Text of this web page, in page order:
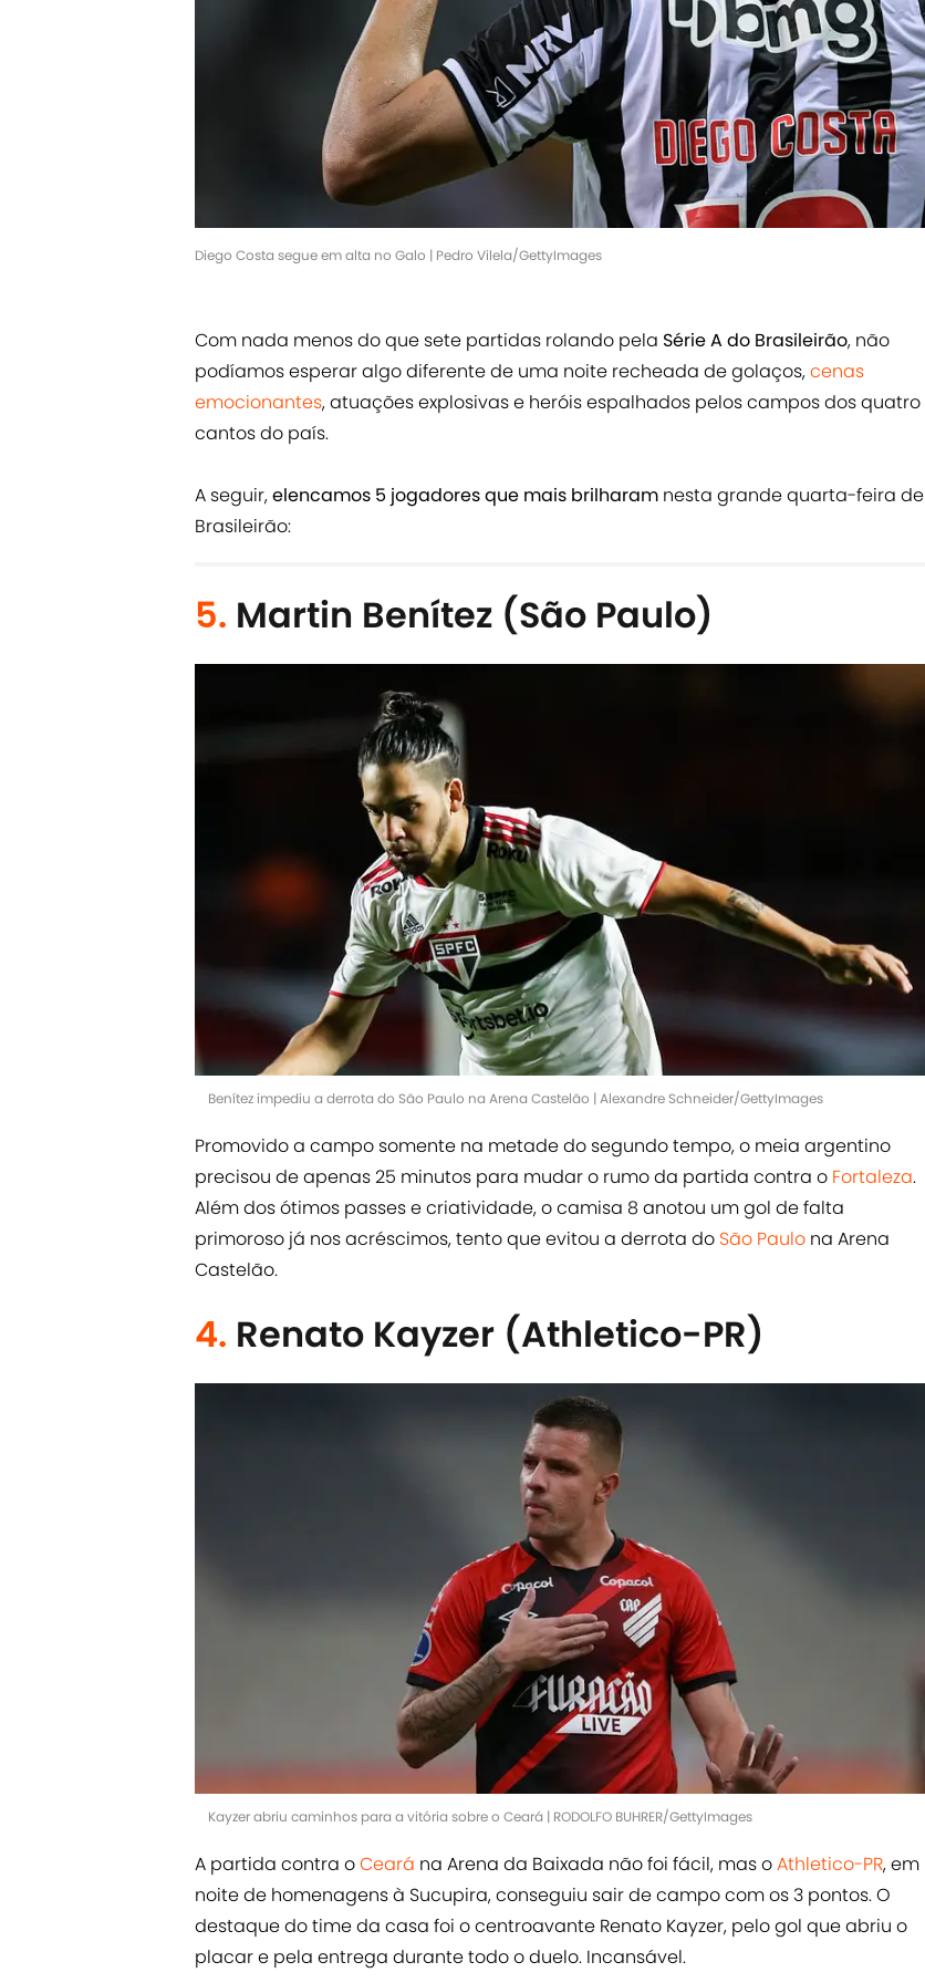
Diego Costa segue em alta no Galo | Pedro Vilela/GettyImages
Com nada menos do que sete partidas rolando pela Série A do Brasileirão, não
podíamos esperar algo diferente de uma noite recheada de golaços,cenas
emocionantes, atuações explosivas e heróis espalhados pelos campos dos quatro
cantos do país.
A seguir,elencamos 5 jogadores que mais brilharam nesta grande quarta-feira de
Brasileirão:
5. Martin Benítez (São Paulo)
Benítez impediu a derrota do São Paulo na Arena Castelão | Alexandre Schneider/GettyImages
Promovido a campo somente na metade do segundo tempo, o meia argentino
precisou de apenas 25 minutos para mudar o rumo da partida contra o Fortaleza.
Além dos ótimos passes e criatividade, o camisa 8 anotou um gol de falta
primoroso já nos acréscimos, tento que evitou a derrota do São Paulo na Arena
Castelão.
4. Renato Kayzer (Athletico-PR)
Kayzer abriu caminhos para a vitória sobre o Ceará | RODOLFO BUHRER/GettyImages
A partida contra oCeará na Arena da Baixada não foi fácil, mas oAthletico-PR, em
noite de homenagens à Sucupira, conseguiu sair de campo com os 3 pontos. O
destaque do time da casa foi o centroavante Renato Kayzer, pelo gol que abriu o
placar e pela entrega durante todo o duelo. Incansável.